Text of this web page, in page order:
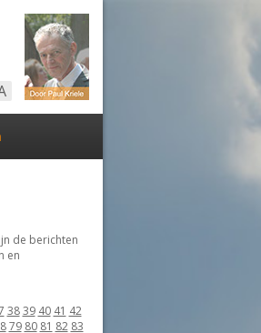
de berichten
en
38 39 40 41 42
79 80 81 82 83